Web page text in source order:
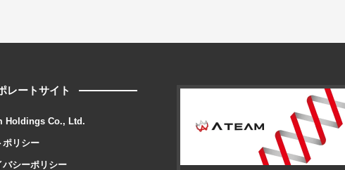
レートサイト
Holdings Co., Ltd.
ポリシー
バシーポリシー